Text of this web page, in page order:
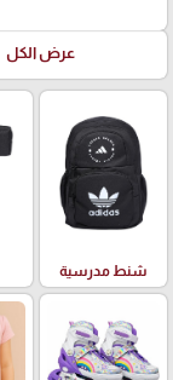
عرض الكل
شنط مدرسية